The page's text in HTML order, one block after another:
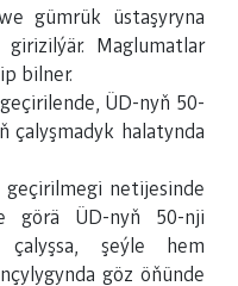
gümrük üstaşyryna
Maglumatlar
bilner.
ÜD-nyň 50-
çalyşmadyk halatynda
geçirilmegi netijesinde
görä ÜD-nyň 50-nji
çalyşsa, şeýle hem
göz öňünde